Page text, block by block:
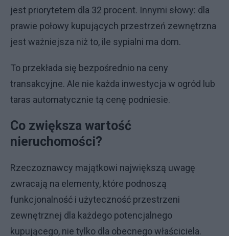
jest priorytetem dla 32 procent. Innymi słowy: dla
prawie połowy kupujących przestrzeń zewnętrzna
jest ważniejsza niż to, ile sypialni ma dom.
To przekłada się bezpośrednio na ceny
transakcyjne. Ale nie każda inwestycja w ogród lub
taras automatycznie tą cenę podniesie.
Co zwiększa wartość
nieruchomości?
Rzeczoznawcy majątkowi największą uwagę
zwracają na elementy, które podnoszą
funkcjonalność i użyteczność przestrzeni
zewnętrznej dla każdego potencjalnego
kupującego, nie tylko dla obecnego właściciela.